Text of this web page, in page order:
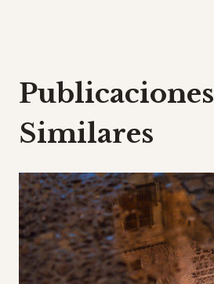
Publicaciones
Similares